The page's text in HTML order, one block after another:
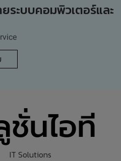
ระบบคอมพิวเตอร์และ
ชั่นไอที
IT Solutions